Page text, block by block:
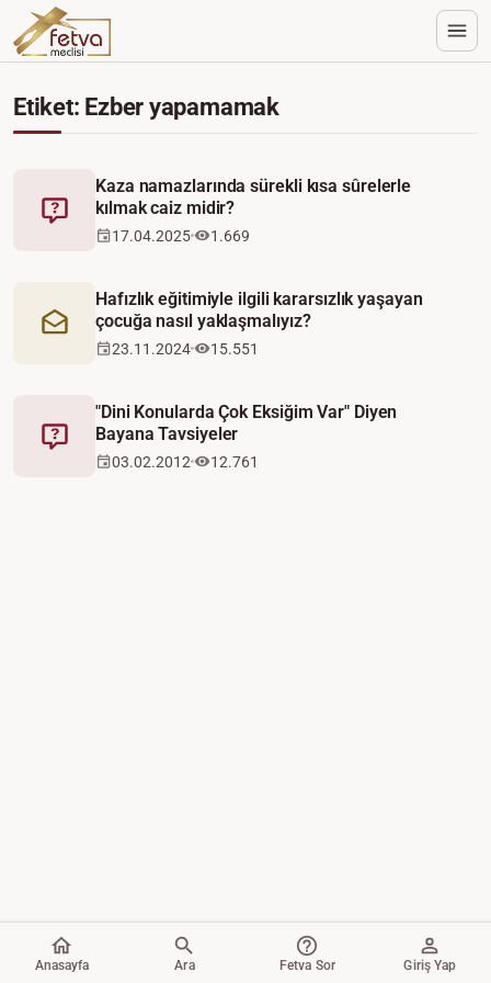
Etiket: Ezber yapamamak
Fetva
Kaza namazlarında sürekli kısa sûrelerle
kılmak caiz midir?
17.04.2025 1.669
Mektup
Hafızlık eğitimiyle ilgili kararsızlık yaşayan
çocuğa nasıl yaklaşmalıyız?
23.11.2024 15.551
Fetva
"Dini Konularda Çok Eksiğim Var" Diyen
Bayana Tavsiyeler
03.02.2012 12.761
Anasayfa Ara Fetva Sor Giriş Yap